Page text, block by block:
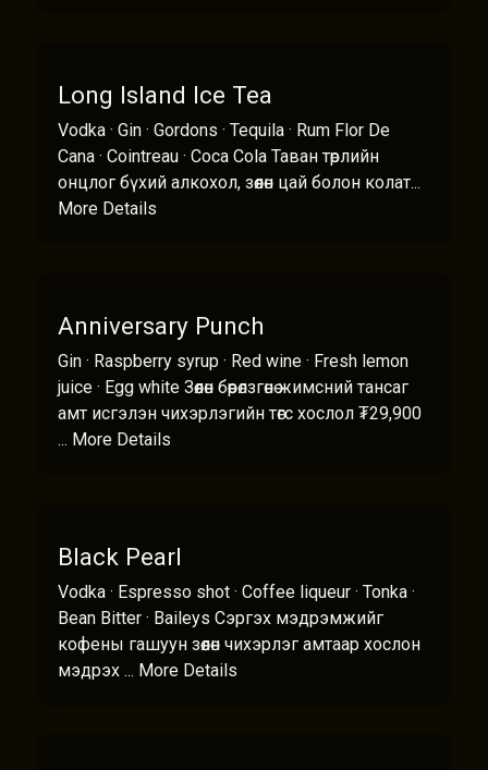
Long Island Ice Tea
Vodka · Gin · Gordons · Tequila · Rum Flor De
Cana · Cointreau · Coca Cola Таван төрлийн
онцлог бүхий алкохол, зөөлөн цай болон колат...
More Details
Anniversary Punch
Gin · Raspberry syrup · Red wine · Fresh lemon
juice · Egg white Зөөлөн бөөрөлзгөнө жимсний тансаг
амт исгэлэн чихэрлэгийн төгс хослол ₮29,900
... More Details
Black Pearl
Vodka · Espresso shot · Coffee liqueur · Tonka ·
Bean Bitter · Baileys Сэргэх мэдрэмжийг
кофены гашуун зөөлөн чихэрлэг амтаар хослон
мэдрэх ... More Details